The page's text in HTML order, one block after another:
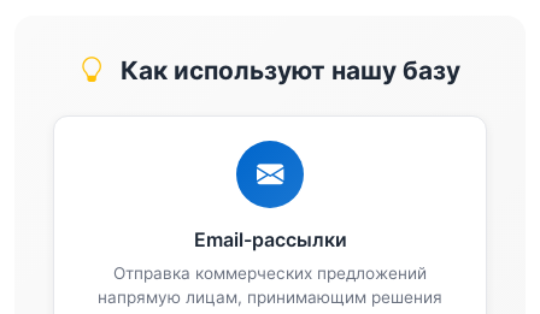
Как используют нашу базу
Email-рассылки
Отправка коммерческих предложений
напрямую лицам, принимающим решения